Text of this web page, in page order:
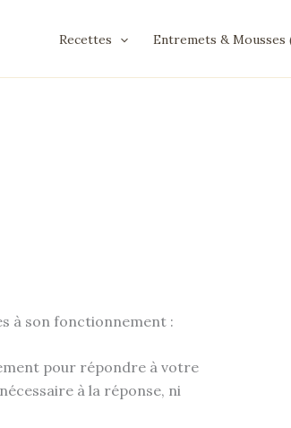
Recettes Entremets & Mousses
à son fonctionnement :
pour répondre à votre
à la réponse, ni